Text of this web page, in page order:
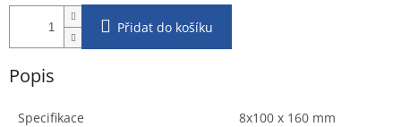
Přidat do košíku
Popis
Specifikace
8x100 x 160 mm